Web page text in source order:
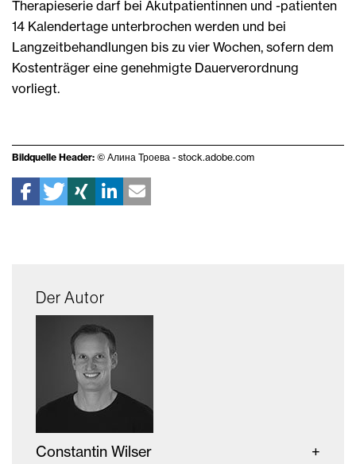
Therapieserie darf bei Akutpatientinnen und -patienten
14 Kalendertage unterbrochen werden und bei
Langzeitbehandlungen bis zu vier Wochen, sofern dem
Kostenträger eine genehmigte Dauerverordnung
vorliegt.
Bildquelle Header: © Алина Троева - stock.adobe.com
Der Autor
Constantin Wilser